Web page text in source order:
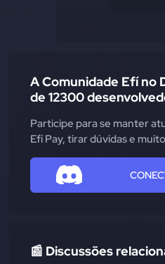
A Comunidade Efí no
de 12300
Participe para se manter
Efí Pay, tirar dúvidas e
📰 Discussões